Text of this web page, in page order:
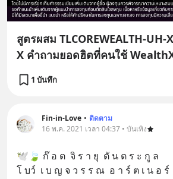
สูตรผสม TLCOREWEALTH-UH-
X คำถามยอดฮิตที่คนใช้
1 บันทึก
Fin-in-Love • ติดตาม
16 พ.ค. 2021 เวลา 04:37 • บันเทิง
🕊🍃 ก๊ อ ต  จิ ร า ยุ  ตั น ต ร ะ กู ล
โ บว์  เ บ ญ จ ว ร ร ณ  อ า ร์ ต เ น อ